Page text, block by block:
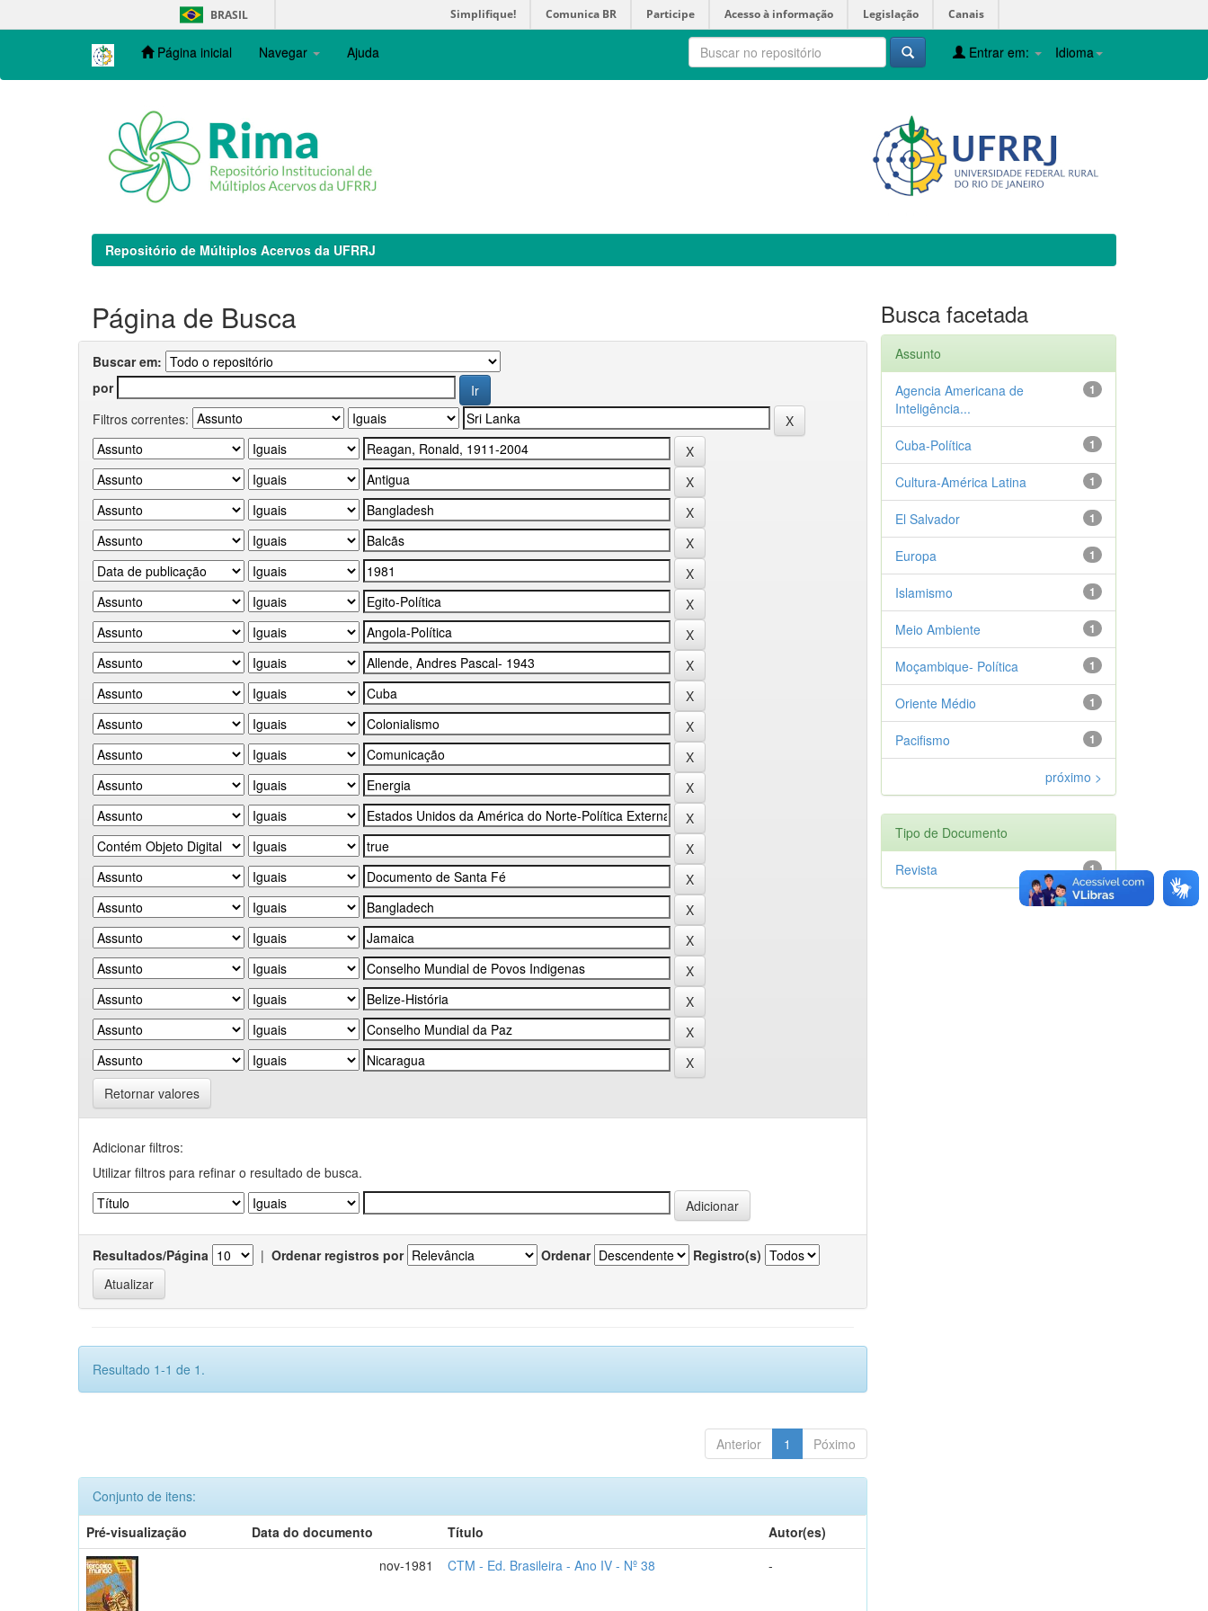
navigation
BRASIL Simplifique! Comunica BR Participe Acesso à informação Legislação Canais
Página inicial Navegar Ajuda Idioma
Entrar em:
Repositório de Múltiplos Acervos da UFRRJ
Página de Busca
Buscar em:
por
Filtros correntes:
Retornar valores
Adicionar filtros:
Utilizar filtros para refinar o resultado de busca.
Resultados/Página | Ordenar registros por Ordenar Registro(s)
Resultado 1-1 de 1.
Anterior 1 Póximo
Conjunto de itens:
Pré-visualização
Data do documento Título
Autor(es)
nov-1981
CTM - Ed. Brasileira - Ano IV - Nº 38 -
Busca facetada
Assunto
1
Agencia Americana de
Inteligência...
1
Cuba-Política
1
Cultura-América Latina
1
El Salvador
1
Europa
1
Islamismo
1
Meio Ambiente
1
Moçambique- Política
1
Oriente Médio
1
Pacifismo
próximo >
Tipo de Documento
1
Revista